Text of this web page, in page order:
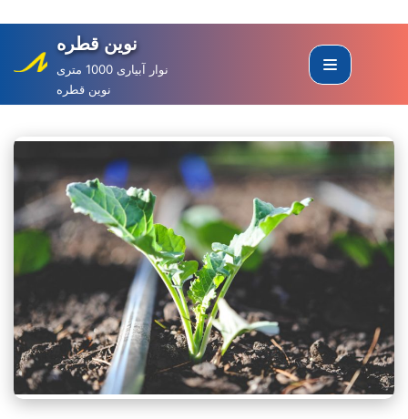
to
content
نوین قطره
نوار آبیاری 1000 متری
نوین قطره